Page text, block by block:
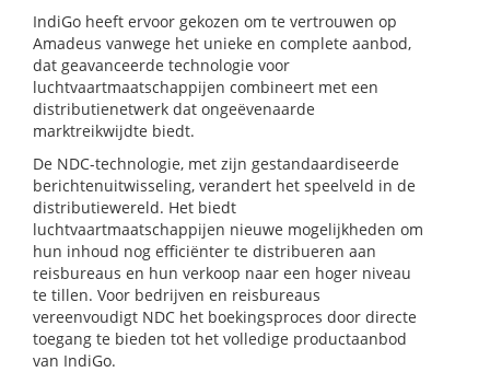
IndiGo heeft ervoor gekozen om te vertrouwen op
Amadeus vanwege het unieke en complete aanbod,
dat geavanceerde technologie voor
luchtvaartmaatschappijen combineert met een
distributienetwerk dat ongeëvenaarde
marktreikwijdte biedt.
De NDC-technologie, met zijn gestandaardiseerde
berichtenuitwisseling, verandert het speelveld in de
distributiewereld. Het biedt
luchtvaartmaatschappijen nieuwe mogelijkheden om
hun inhoud nog efficiënter te distribueren aan
reisbureaus en hun verkoop naar een hoger niveau
te tillen. Voor bedrijven en reisbureaus
vereenvoudigt NDC het boekingsproces door directe
toegang te bieden tot het volledige productaanbod
van IndiGo.